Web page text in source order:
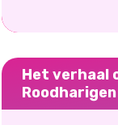
Het verhaal
Roodharigen